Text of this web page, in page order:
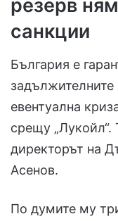
резерв
санкции
България е
задължителните
евентуална
срещу
директорът на
Асенов.
По думите му